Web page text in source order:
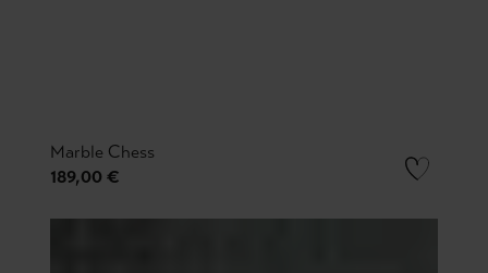
Marble Chess
189,00 €